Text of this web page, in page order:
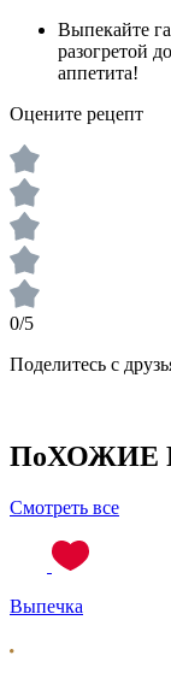
Выпекайте
разогретой
аппетита!
Оцените рецепт
0/5
Поделитесь с
ПоХОЖИЕ
Смотреть все
Выпечка